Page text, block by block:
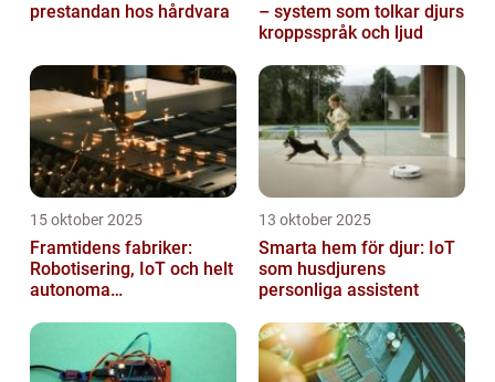
prestandan hos hårdvara
– system som tolkar djurs
kroppsspråk och ljud
15 oktober 2025
Framtidens fabriker:
Robotisering, IoT och helt
autonoma
13 oktober 2025
Smarta hem för djur: IoT
som husdjurens
personliga assistent